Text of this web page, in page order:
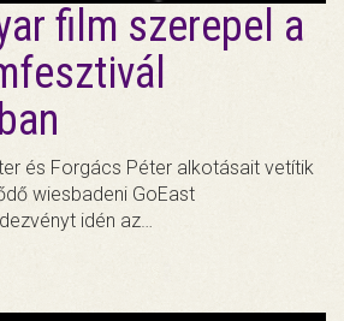
film szerepel a
és Forgács Péter alkotásait vetítik
wiesbadeni GoEast
idén az…